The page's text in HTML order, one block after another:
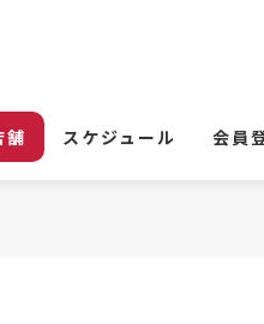
舗 スケジュール 会員